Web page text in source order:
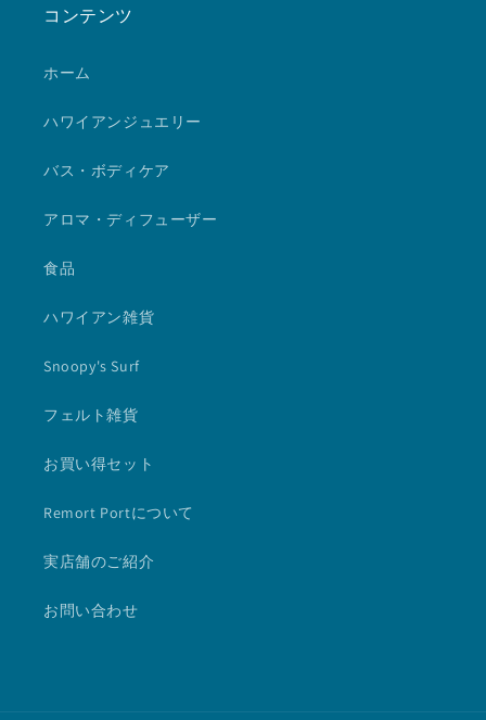
コンテンツ
ホーム
ハワイアンジュエリー
バス・ボディケア
アロマ・ディフューザー
食品
ハワイアン雑貨
Snoopy's Surf
フェルト雑貨
お買い得セット
Remort Portについて
実店舗のご紹介
お問い合わせ